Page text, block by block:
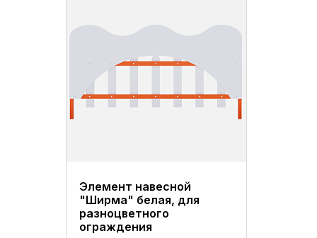
Элемент навесной
"Ширма" белая, для
разноцветного
ограждения